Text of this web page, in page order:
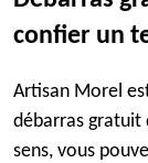
confier un
Artisan Morel
débarras gratuit
sens, vous